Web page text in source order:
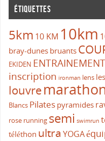
ÉTIQUETTES
5km 10 KM 10km
bray-dunes bruants
EKIDEN ENTRAINEMENT
inscription ironman lens
louvre
Blancs Pilates pyramides
rose running semi swimrun
téléthon ultra YOGA